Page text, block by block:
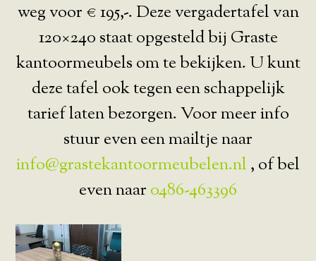
weg voor € 195,-. Deze vergadertafel van
120×240 staat opgesteld bij Graste
kantoormeubels om te bekijken. U kunt
deze tafel ook tegen een schappelijk
tarief laten bezorgen. Voor meer info
stuur even een mailtje naar
info@grastekantoormeubelen.nl , of bel
even naar 0486-463396